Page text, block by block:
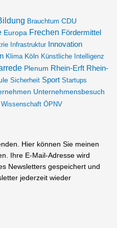
Brauchtum CDU
Europa Frechen Fördermittel
Infrastruktur Innovation
Klima Köln Künstliche Intelligenz
Plenum Rhein-Erft Rhein-
Sicherheit Sport Startups
Unternehmensbesuch
Wissenschaft ÖPNV
Hier können Sie meinen
Ihre E-Mail-Adresse wird
Newsletters gespeichert und
jederzeit wieder